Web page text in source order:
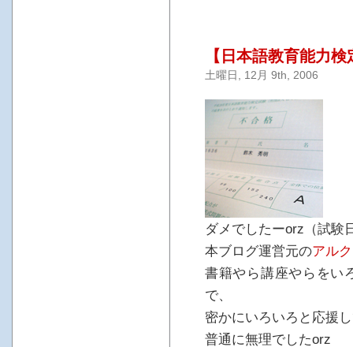
【日本語教育能力
土曜日, 12月 9th, 2006
ダメでしたーorz（試験
本ブログ運営元のアルク
書籍やら講座やらをい
で、
密かにいろいろと応援
普通に無理でしたorz